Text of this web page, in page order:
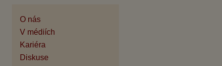
O nás
V médiích
Kariéra
Diskuse